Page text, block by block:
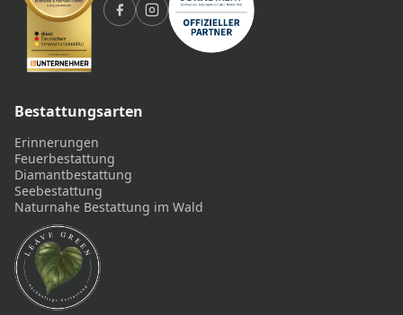
Bestattungsarten
Erinnerungen
Feuerbestattung
Diamantbestattung
Seebestattung
Naturnahe Bestattung im Wald